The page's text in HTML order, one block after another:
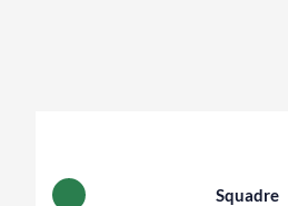
Squadre